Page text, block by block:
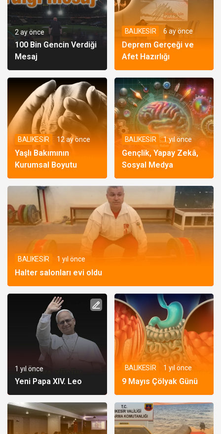
2 ay önce
100 Bin Gencin Verdiği
Mesaj
BALIKESİR 6 ay önce
Deprem Gerçeği ve
Afet Hazırlığı
BALIKESİR 12 ay önce
Yaşlı Bakımının
Kurumsal Boyutu
BALIKESİR 1 yıl önce
Gençlik, Yapay Zekâ,
Sosyal Medya
BALIKESİR 1 yıl önce
Halter salonları evi oldu
1 yıl önce
Yeni Papa XIV. Leo
BALIKESİR 1 yıl önce
9 Mayıs Çölyak Günü